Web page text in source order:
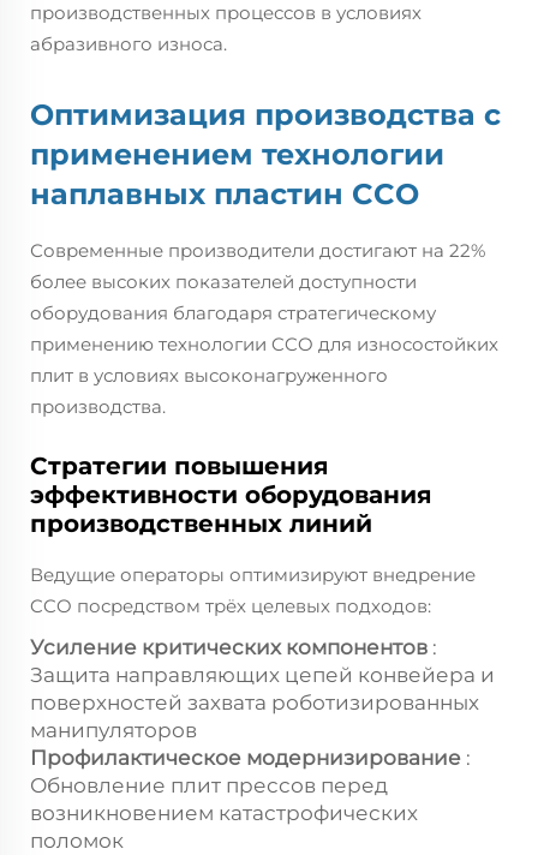
производственных процессов в условиях
абразивного износа.
Оптимизация производства с
применением технологии
наплавных пластин CCO
Современные производители достигают на 22%
более высоких показателей доступности
оборудования благодаря стратегическому
применению технологии CCO для износостойких
плит в условиях высоконагруженного
производства.
Стратегии повышения
эффективности оборудования
производственных линий
Ведущие операторы оптимизируют внедрение
CCO посредством трёх целевых подходов:
Усиление критических компонентов :
Защита направляющих цепей конвейера и
поверхностей захвата роботизированных
манипуляторов
Профилактическое модернизирование :
Обновление плит прессов перед
возникновением катастрофических
поломок